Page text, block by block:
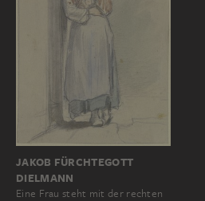
JAKOB FÜRCHTEGOTT
DIELMANN
Eine Frau steht mit der rechten